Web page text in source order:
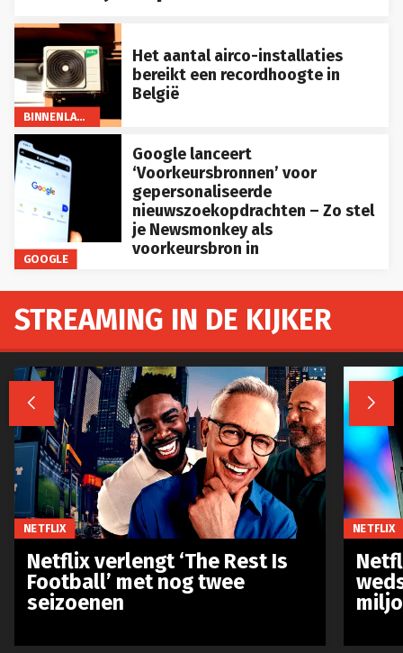
BINNENLAND
Het aantal airco-installaties
bereikt een recordhoogte in
België
GOOGLE
Google lanceert
‘Voorkeursbronnen’ voor
gepersonaliseerde
nieuwszoekopdrachten – Zo stel
je Newsmonkey als
voorkeursbron in
STREAMING IN DE KIJKER
 
NETFLIX
Netflix verlengt ‘The Rest Is
Football’ met nog twee
seizoenen
NETFLIX